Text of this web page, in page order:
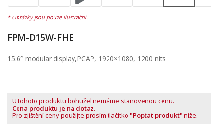
FPM-D15W-FHE
15.6″ modular display,PCAP, 1920×1080, 1200 nits
U tohoto produktu bohužel nemáme stanovenou cenu.
Cena produktu je na dotaz.
Pro zjištění ceny použijte prosím tlačítko "Poptat produkt" níže.